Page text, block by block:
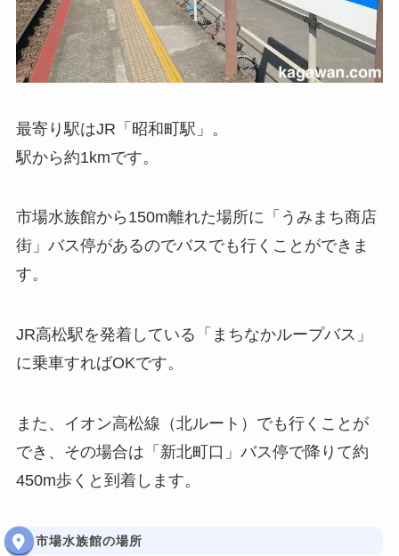
最寄り駅はJR「昭和町駅」。
駅から約1kmです。
市場水族館から150m離れた場所に「うみまち商店
街」バス停があるのでバスでも行くことができま
す。
JR高松駅を発着している「まちなかループバス」
に乗車すればOKです。
また、イオン高松線（北ルート）でも行くことが
でき、その場合は「新北町口」バス停で降りて約
450m歩くと到着します。
市場水族館の場所